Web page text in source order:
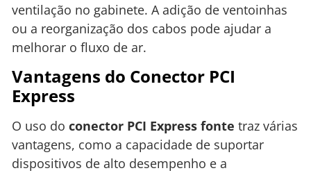
ventilação no gabinete. A adição de ventoinhas
ou a reorganização dos cabos pode ajudar a
melhorar o fluxo de ar.
Vantagens do Conector PCI
Express
O uso do conector PCI Express fonte traz várias
vantagens, como a capacidade de suportar
dispositivos de alto desempenho e a